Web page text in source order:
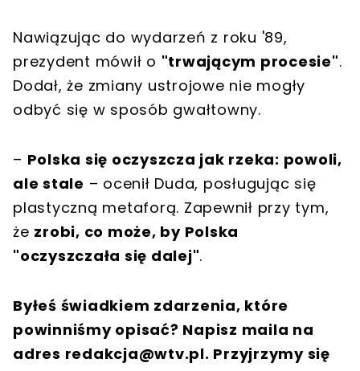
Nawiązując do wydarzeń z roku '89,
prezydent mówił o "trwającym procesie".
Dodał, że zmiany ustrojowe nie mogły
odbyć się w sposób gwałtowny.
– Polska się oczyszcza jak rzeka: powoli,
ale stale – ocenił Duda, posługując się
plastyczną metaforą. Zapewnił przy tym,
że zrobi, co może, by Polska
"oczyszczała się dalej".
Byłeś świadkiem zdarzenia, które
powinniśmy opisać? Napisz maila na
adres redakcja@wtv.pl. Przyjrzymy się